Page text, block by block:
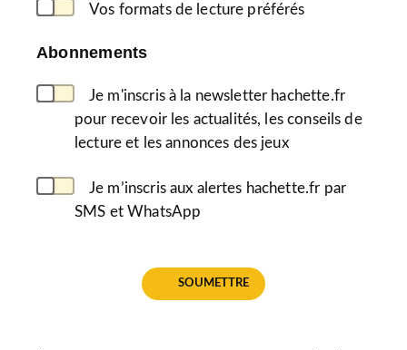
Vos formats de lecture préférés
Abonnements
Je m'inscris à la newsletter hachette.fr
pour recevoir les actualités, les conseils de
lecture et les annonces des jeux
Je m’inscris aux alertes hachette.fr par
SMS et WhatsApp
SOUMETTRE